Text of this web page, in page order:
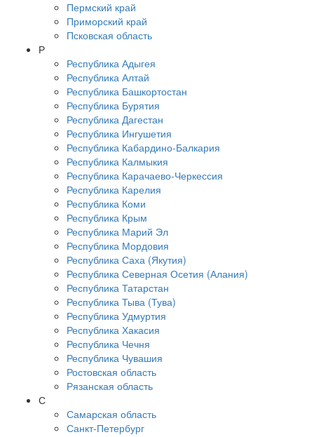
Пермский край
Приморский край
Псковская область
Р
Республика Адыгея
Республика Алтай
Республика Башкортостан
Республика Бурятия
Республика Дагестан
Республика Ингушетия
Республика Кабардино-Балкария
Республика Калмыкия
Республика Карачаево-Черкессия
Республика Карелия
Республика Коми
Республика Крым
Республика Марий Эл
Республика Мордовия
Республика Саха (Якутия)
Республика Северная Осетия (Алания)
Республика Татарстан
Республика Тыва (Тува)
Республика Удмуртия
Республика Хакасия
Республика Чечня
Республика Чувашия
Ростовская область
Рязанская область
С
Самарская область
Санкт-Петербург